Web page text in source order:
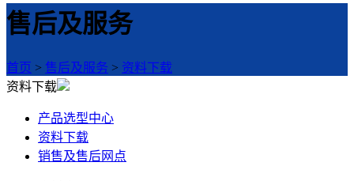
售后及服务
首页 > 售后及服务 > 资料下载
资料下载
产品选型中心
资料下载
销售及售后网点